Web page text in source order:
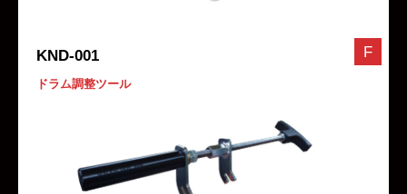
KND-001
ドラム調整ツール
F